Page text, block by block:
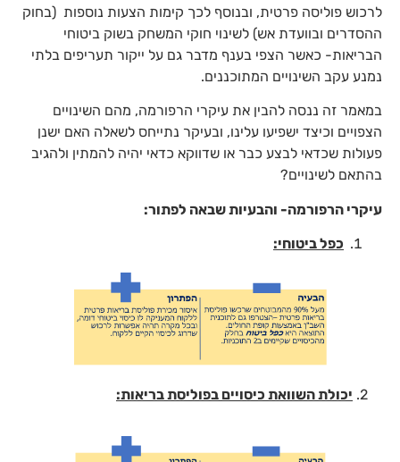
לרכוש פוליסה פרטית, ובנוסף לכך קימות הצעות נוספות (בחוק
ההסדרים ובוועדת אש) לשינוי חוקי המשחק בשוק ביטוחי
הבריאות- כאשר הצפי בענף מדבר גם על ייקור תעריפים בלתי
נמנע עקב השינויים המתוכננים.
במאמר זה ננסה להבין את עיקרי הרפורמה, מהם השינויים
הצפויים וכיצד ישפיעו עלינו, ובעיקר נתייחס לשאלה האם ישנן
פעולות שכדאי לבצע כבר או שדווקא כדאי יהיה להמתין ולהגיב
בהתאם לשינויים?
עיקרי הרפורמה- והבעיות שבאה לפתור:
כפל ביטוחי:
יכולת השוואת כיסויים בפוליסת בריאות: